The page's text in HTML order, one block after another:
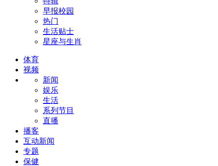
早报校园
热门
生活贴士
星座与生肖
体育
视频
新闻
娱乐
生活
系列节目
直播
播客
互动新闻
专题
保健